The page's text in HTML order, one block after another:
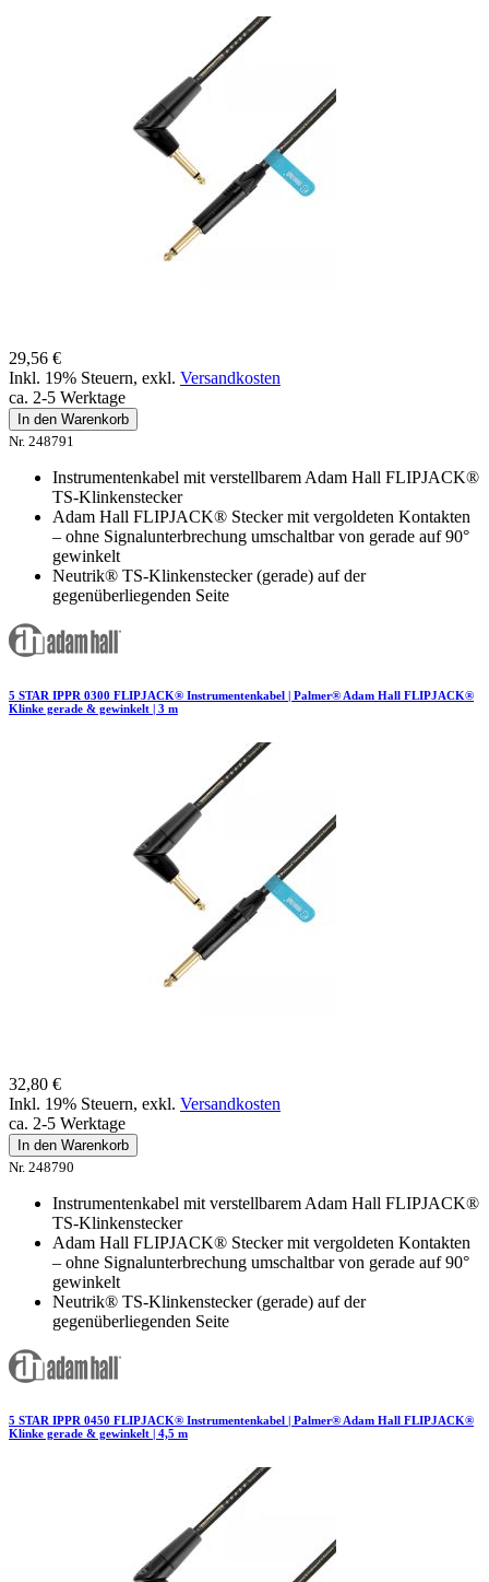
29,56 €
Inkl. 19% Steuern, exkl. Versandkosten
ca. 2-5 Werktage
In den Warenkorb
Nr. 248791
Instrumentenkabel mit verstellbarem Adam Hall FLIPJACK®
TS-Klinkenstecker
Adam Hall FLIPJACK® Stecker mit vergoldeten Kontakten
– ohne Signalunterbrechung umschaltbar von gerade auf 90°
gewinkelt
Neutrik® TS-Klinkenstecker (gerade) auf der
gegenüberliegenden Seite
5 STAR IPPR 0300 FLIPJACK® Instrumentenkabel | Palmer® Adam Hall FLIPJACK®
Klinke gerade & gewinkelt | 3 m
32,80 €
Inkl. 19% Steuern, exkl. Versandkosten
ca. 2-5 Werktage
In den Warenkorb
Nr. 248790
Instrumentenkabel mit verstellbarem Adam Hall FLIPJACK®
TS-Klinkenstecker
Adam Hall FLIPJACK® Stecker mit vergoldeten Kontakten
– ohne Signalunterbrechung umschaltbar von gerade auf 90°
gewinkelt
Neutrik® TS-Klinkenstecker (gerade) auf der
gegenüberliegenden Seite
5 STAR IPPR 0450 FLIPJACK® Instrumentenkabel | Palmer® Adam Hall FLIPJACK®
Klinke gerade & gewinkelt | 4,5 m